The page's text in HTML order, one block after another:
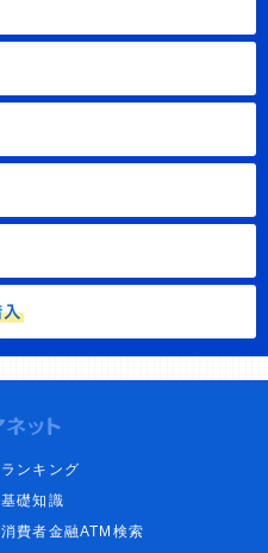
ランキング
基礎知識
消費者金融ATM検索